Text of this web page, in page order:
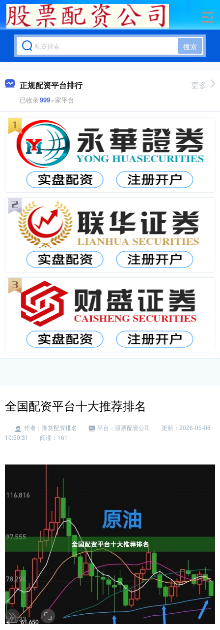
搜索
正规配资平台排行
已收录999+家平台
更多
全国配资平台十大推荐排名
作者：期货配资排名 平台：股票配资公司
更新：2026-05-08
10:50:31
阅读：161